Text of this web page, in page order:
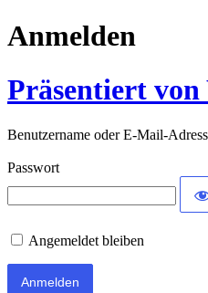
Anmelden
Präsentiert von
Benutzername oder E-Mail-
Passwort
Angemeldet bleiben